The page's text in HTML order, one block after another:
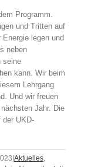
Programm.
und Tritten auf
legen und
neben
seine
kann. Wir beim
Lehrgang
Und wir freuen
Jahr. Die
der UKD-
Aktuelles,